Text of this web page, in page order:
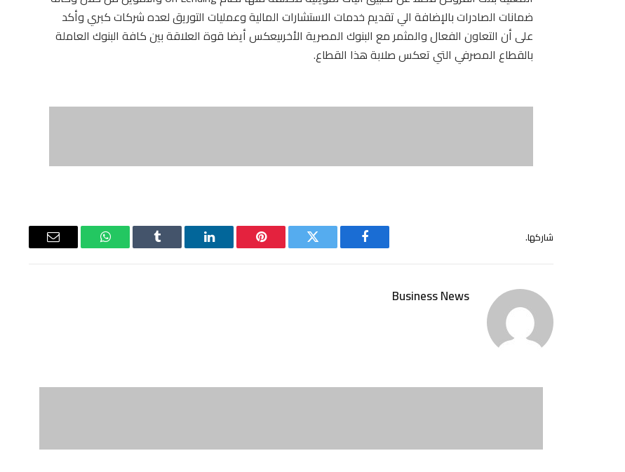
ضمانات الصادرات بالإضافة الي تقديم خدمات الاستشارات المالية وعمليات التوريق لعده شركات كبري وأكد
على أن التعاون الفعال والمثمر مع البنوك المصرية الأخرىيعكس أيضا قوة العلاقة بين كافة البنوك العاملة
بالقطاع المصرفي التي تعكس صلابة هذا القطاع.
شاركها.
فيسبوك تويتر بينتيريستلينكدإن Tumblr واتساب
البريد
Business News